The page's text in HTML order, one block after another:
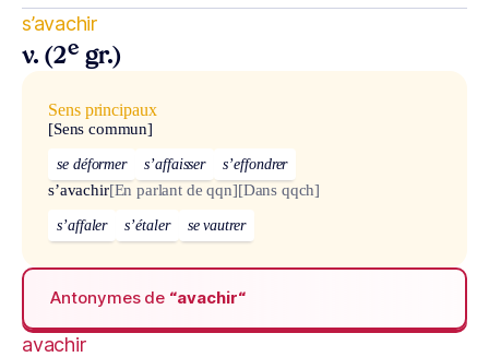
s’avachir
v. (2e gr.)
Sens principaux
[Sens commun]
se déformer s’affaisser s’effondrer
s’avachir[En parlant de qqn][Dans qqch]
s’affaler s’étaler se vautrer
Antonymes de “avachir“
avachir